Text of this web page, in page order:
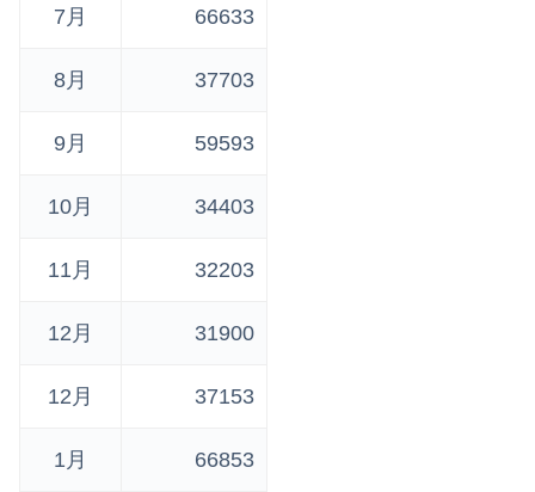
7月 66633
8月 37703
9月 59593
10月 34403
11月 32203
12月 31900
12月 37153
1月 66853